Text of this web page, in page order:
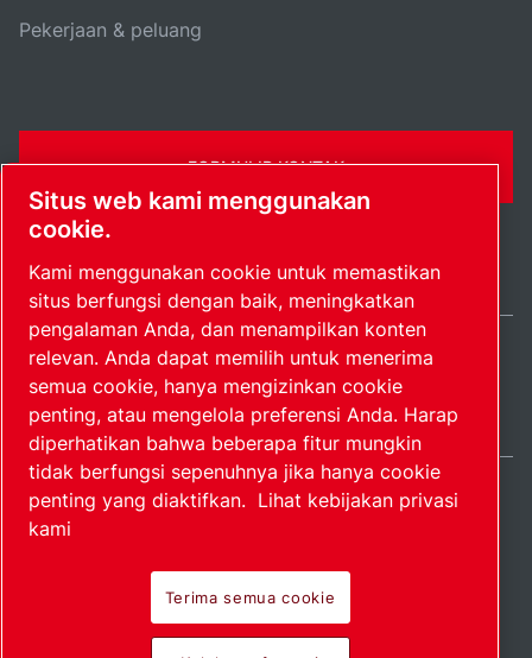
Pekerjaan & peluang
FORMULIR KONTAK
Peta situsKelola preferensi© 2026 Hak Cipta.
Indonesia / IN
Produk perintis.
Diterapkan dengan
Situs web kami menggunakan
cookie.
Kami menggunakan cookie untuk memastikan
situs berfungsi dengan baik, meningkatkan
pengalaman Anda, dan menampilkan konten
relevan. Anda dapat memilih untuk menerima
semua cookie, hanya mengizinkan cookie
penting, atau mengelola preferensi Anda. Harap
diperhatikan bahwa beberapa fitur mungkin
tidak berfungsi sepenuhnya jika hanya cookie
penting yang diaktifkan. Lihat kebijakan privasi
kami
Terima semua cookie